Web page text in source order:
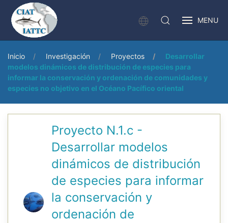
MENU
Inicio Investigación Proyectos
Desarrollar
modelos dinámicos de distribución de especies para
informar la conservación y ordenación de comunidades y
especies no objetivo en el Océano Pacífico oriental
Proyecto N.1.c -
Desarrollar modelos
dinámicos de distribución
de especies para informar
la conservación y
ordenación de